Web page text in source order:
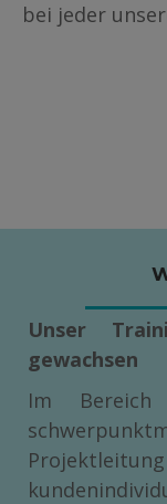
bei jeder
Unser
gewachsen
Im